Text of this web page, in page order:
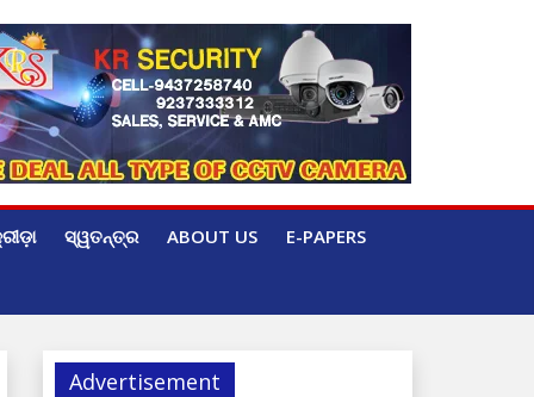
ସ୍ୱତନ୍ତ୍ର ABOUT US E-PAPERS
Advertisement